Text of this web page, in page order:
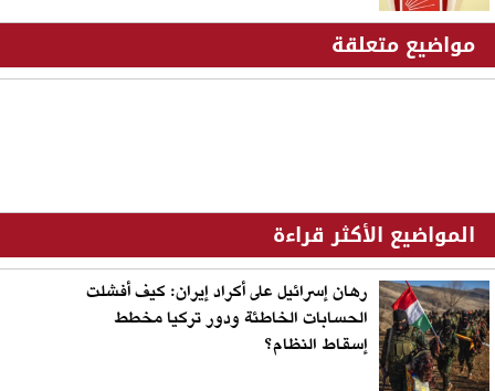
مواضيع متعلقة
المواضيع الأكثر قراءة
رهان إسرائيل على أكراد إيران: كيف أفشلت
الحسابات الخاطئة ودور تركيا مخطط
إسقاط النظام؟